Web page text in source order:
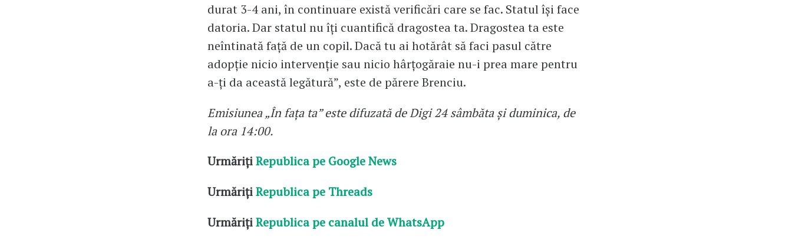
durat 3-4 ani, în continuare există verificări care se fac. Statul își face
datoria. Dar statul nu îți cuantifică dragostea ta. Dragostea ta este
neîntinată față de un copil. Dacă tu ai hotărât să faci pasul către
adopție nicio intervenție sau nicio hârțogăraie nu-i prea mare pentru
a-ți da această legătură”, este de părere Brenciu.
Emisiunea „În fața ta” este difuzată de Digi 24 sâmbăta și duminica, de
la ora 14:00.
UrmărițiRepublica pe Google News
UrmărițiRepublica pe Threads
UrmărițiRepublica pe canalul de WhatsApp